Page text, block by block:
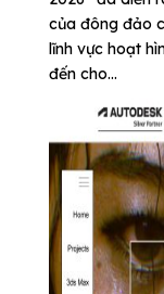
của đông đảo
lĩnh vực hoạt
đến cho...